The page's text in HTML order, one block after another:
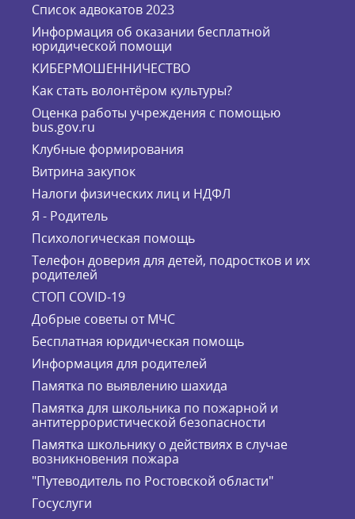
Список адвокатов 2023
Информация об оказании бесплатной
юридической помощи
КИБЕРМОШЕННИЧЕСТВО
Как стать волонтёром культуры?
Оценка работы учреждения с помощью
bus.gov.ru
Клубные формирования
Витрина закупок
Налоги физических лиц и НДФЛ
Я - Родитель
Психологическая помощь
Телефон доверия для детей, подростков и их
родителей
СТОП COVID-19
Добрые советы от МЧС
Бесплатная юридическая помощь
Информация для родителей
Памятка по выявлению шахида
Памятка для школьника по пожарной и
антитеррористической безопасности
Памятка школьнику о действиях в случае
возникновения пожара
"Путеводитель по Ростовской области"
Госуслуги